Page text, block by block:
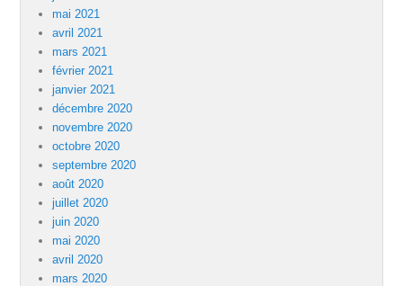
mai 2021
avril 2021
mars 2021
février 2021
janvier 2021
décembre 2020
novembre 2020
octobre 2020
septembre 2020
août 2020
juillet 2020
juin 2020
mai 2020
avril 2020
mars 2020